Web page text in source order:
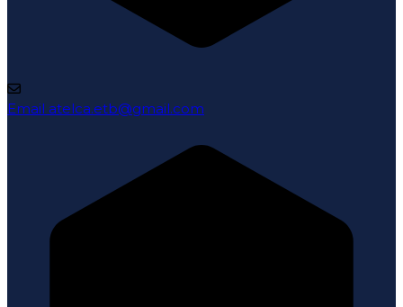
Email atelca.etb@gmail.com